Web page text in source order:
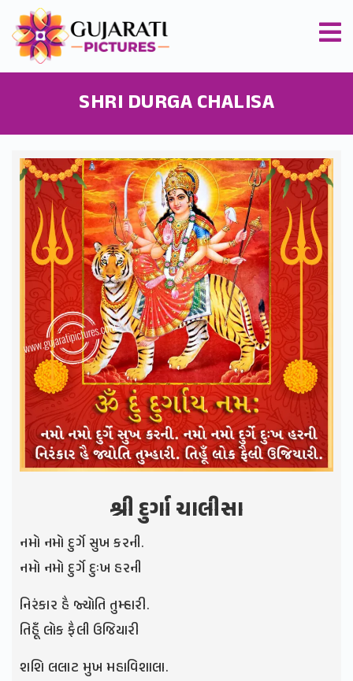
SHRI DURGA CHALISA
શ્રી દુર્ગા ચાલીસા
નમો નમો દુર્ગે સુખ કરની.
નમો નમો દુર્ગે દુઃખ હરની
નિરંકાર હૈ જ્યોતિ તુમ્હારી.
તિહૂઁ લોક ફૈલી ઉજિયારી
શશિ લલાટ મુખ મહાવિશાલા.